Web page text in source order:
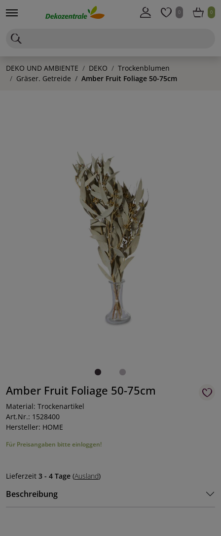
0 0
DEKO UND AMBIENTE DEKO
Trockenblumen
Gräser. Getreide
Amber Fruit Foliage 50-75cm
Amber Fruit Foliage 50-75cm
Material: Trockenartikel
Art.Nr.: 1528400
Hersteller: HOME
Für Preisangaben bitte einloggen!
Lieferzeit 3 - 4 Tage (Ausland)
Beschreibung